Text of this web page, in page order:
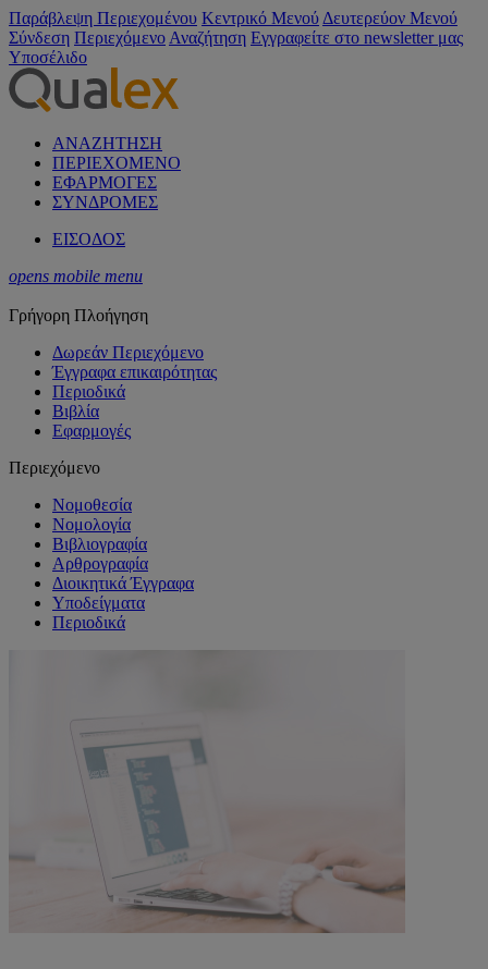
Παράβλεψη Περιεχομένου Κεντρικό Μενού Δευτερεύον Μενού
Σύνδεση Περιεχόμενο Αναζήτηση Εγγραφείτε στο newsletter μας
Υποσέλιδο
ΑΝΑΖΗΤΗΣΗ
ΠΕΡΙΕΧΟΜΕΝΟ
ΕΦΑΡΜΟΓΕΣ
ΣΥΝΔΡΟΜΕΣ
ΕΙΣΟΔΟΣ
opens mobile menu
Γρήγορη Πλοήγηση
Δωρεάν Περιεχόμενο
Έγγραφα επικαιρότητας
Περιοδικά
Βιβλία
Εφαρμογές
Περιεχόμενο
Νομοθεσία
Νομολογία
Βιβλιογραφία
Αρθρογραφία
Διοικητικά Έγγραφα
Υποδείγματα
Περιοδικά